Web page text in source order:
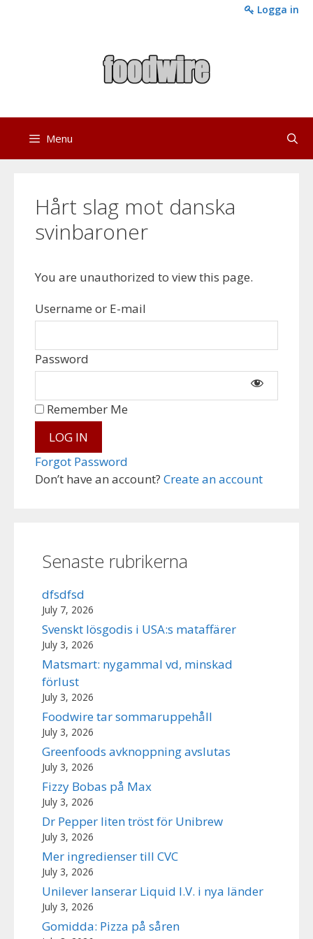
Logga in
Menu
Hårt slag mot danska
svinbaroner
You are unauthorized to view this page.
Username or E-mail
Password
Don’t have an account? Create an account
Remember Me
Forgot Password
Senaste rubrikerna
dfsdfsd
July 7, 2026
Svenskt lösgodis i USA:s mataffärer
July 3, 2026
Matsmart: nygammal vd, minskad
förlust
July 3, 2026
Foodwire tar sommaruppehåll
July 3, 2026
Greenfoods avknoppning avslutas
July 3, 2026
Fizzy Bobas på Max
July 3, 2026
Dr Pepper liten tröst för Unibrew
July 3, 2026
Mer ingredienser till CVC
July 3, 2026
Unilever lanserar Liquid I.V. i nya länder
July 3, 2026
Gomidda: Pizza på såren